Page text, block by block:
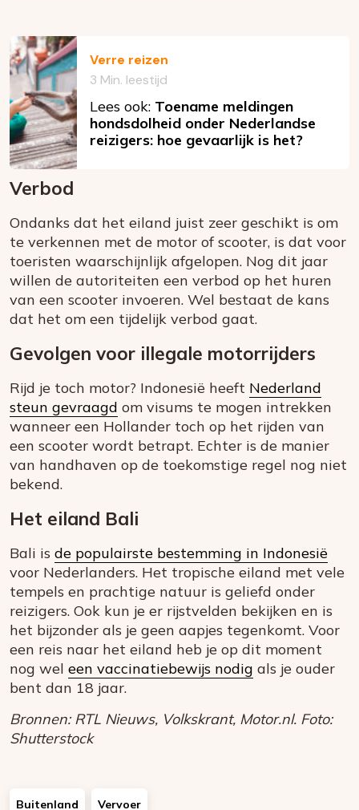
Verre reizen
3 Min. leestijd
Lees ook: Toename meldingen
hondsdolheid onder Nederlandse
reizigers: hoe gevaarlijk is het?
Verbod
Ondanks dat het eiland juist zeer geschikt is om
te verkennen met de motor of scooter, is dat voor
toeristen waarschijnlijk afgelopen. Nog dit jaar
willen de autoriteiten een verbod op het huren
van een scooter invoeren. Wel bestaat de kans
dat het om een tijdelijk verbod gaat.
Gevolgen voor illegale motorrijders
Rijd je toch motor? Indonesië heeft Nederland
steun gevraagd om visums te mogen intrekken
wanneer een Hollander toch op het rijden van
een scooter wordt betrapt. Echter is de manier
van handhaven op de toekomstige regel nog niet
bekend.
Het eiland Bali
Bali is de populairste bestemming in Indonesië
voor Nederlanders. Het tropische eiland met vele
tempels en prachtige natuur is geliefd onder
reizigers. Ook kun je er rijstvelden bekijken en is
het bijzonder als je geen aapjes tegenkomt. Voor
een reis naar het eiland heb je op dit moment
nog wel een vaccinatiebewijs nodig als je ouder
bent dan 18 jaar.
Bronnen: RTL Nieuws, Volkskrant, Motor.nl. Foto:
Shutterstock
Buitenland Vervoer